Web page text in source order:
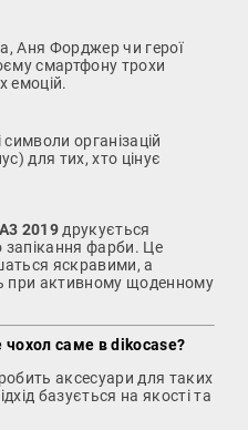
Аня Форджер чи герої
смартфону трохи
емоцій.
символи організацій
для тих, хто цінує
2019 друкується
запікання фарби. Це
яскравими, а
при активному щоденному
чохол саме в dikocase?
аксесуари для таких
базується на якості та